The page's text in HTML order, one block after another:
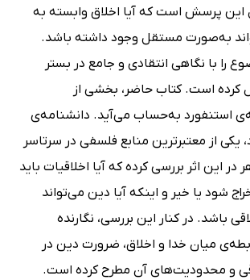
این پرسش است که آیا اخلاق وابسته به
به‌صورت مستقل وجود داشته باشد.
را با نگاهی انتقادی و جامع در بستر
کرده است. کتاب حاضر، بخشی از
استنفورد به‌حساب می‌آید. دانشنامه‌ی
یکی از معتبرترین منابع فلسفی در سرتاسر
این اثر بررسی کرده که آیا اخلاقیات باید
شود یا خیر و اینکه آیا دین می‌تواند
باشد. در کنار این بررسی، نگارنده
میان خدا و اخلاق، ضرورت دین در
و محدودیت‌های آن مطرح کرده است.